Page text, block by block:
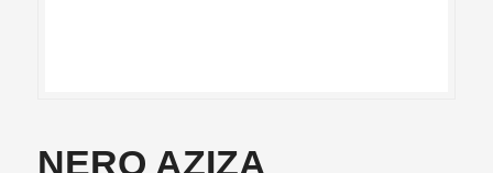
NERO AZIZA